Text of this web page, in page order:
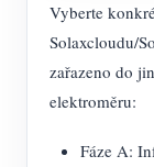
Vyberte
Solaxcloudu/
zařazeno do
elektroměru:
Fáze A: